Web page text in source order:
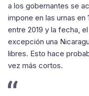
a los gobernantes se
impone en las urnas
entre 2019 y la fecha,
excepción una
libres. Esto hace
vez más cortos.